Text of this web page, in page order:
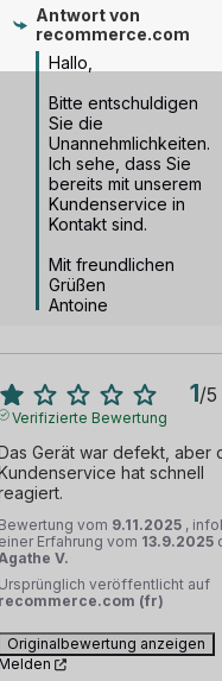
512GB, Spacegrau,
Kauf für alle, die
attraktiven Preis
Antwort von
recommerce.com
Hallo,
Bitte entschuldigen
Sie die
Unannehmlichkeiten.
Ich sehe, dass Sie
bereits mit unserem
Kundenservice in
Kontakt sind.
Mit freundlichen
Grüßen
Antoine
1/5
Verifizierte Bewertung
Gerät war defekt, aber
hat schnell
Bewertung vom 9.11.2025 ,
einer Erfahrung vom 13.9.2025
V.
Ursprünglich veröffentlicht auf
recommerce.com (fr)
Originalbewertung anzeigen